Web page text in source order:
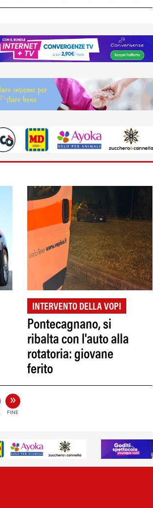
INTERVENTO DELLA VOPI
Pontecagnano, si
ribalta con l'auto alla
rotatoria: giovane
ferito
»
FINE